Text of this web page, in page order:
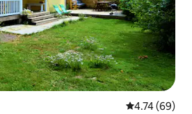
Calificación
4.74 (69)